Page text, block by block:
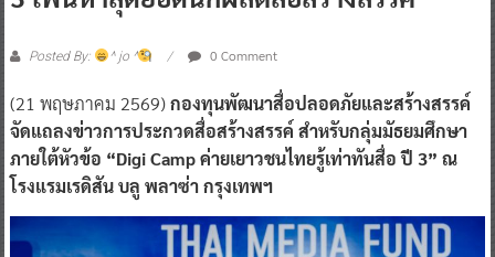
Posted By: ^ jo ^ 0 Comment
(21 พฤษภาคม 2569)กองทุนพัฒนาสื่อปลอดภัยและสร้างสรรค์
จัดแถลงข่าวการประกวดสื่อสร้างสรรค์ สำหรับกลุ่มมัธยมศึกษา
ภายใต้หัวข้อ “Digi Camp ค่ายเยาวชนไทยรู้เท่าทันสื่อ ปี 3” ณ
โรงแรมเรดิสัน บลู พลาซ่า กรุงเทพฯ